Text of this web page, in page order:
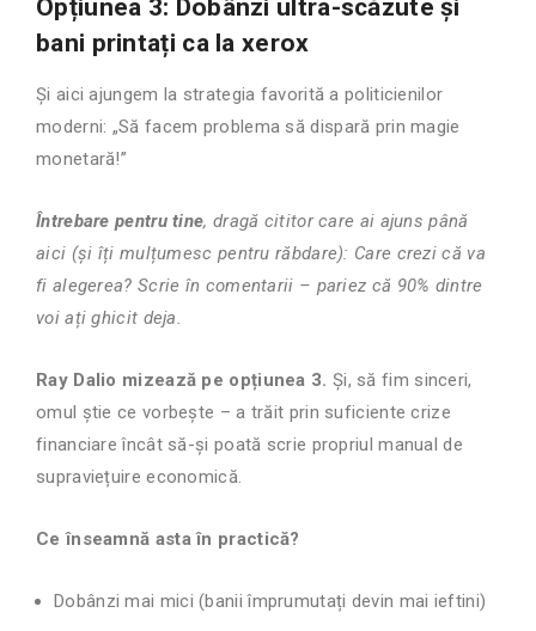
Opțiunea 3: Dobânzi ultra-scăzute și
bani printați ca la xerox
Și aici ajungem la strategia favorită a politicienilor
moderni: „Să facem problema să dispară prin magie
monetară!”
Întrebare pentru tine, dragă cititor care ai ajuns până
aici (și îți mulțumesc pentru răbdare): Care crezi că va
fi alegerea? Scrie în comentarii – pariez că 90% dintre
voi ați ghicit deja.
Ray Dalio mizează pe opțiunea 3. Și, să fim sinceri,
omul știe ce vorbește – a trăit prin suficiente crize
financiare încât să-și poată scrie propriul manual de
supraviețuire economică.
Ce înseamnă asta în practică?
Dobânzi mai mici (banii împrumutați devin mai ieftini)